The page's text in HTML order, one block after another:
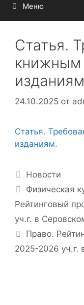
Меню
Статья.
книжным
24.10.2025 от
Статья.
изданиям.
Рубрики
Новости
Физическая
Рейтинговый
уч.г. в
Право.
2025-2026